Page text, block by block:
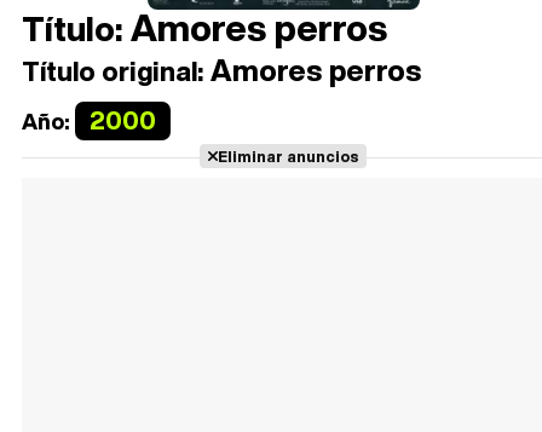
Título:Amores perros
Título original:Amores perros
Año: 2000
Eliminar anuncios